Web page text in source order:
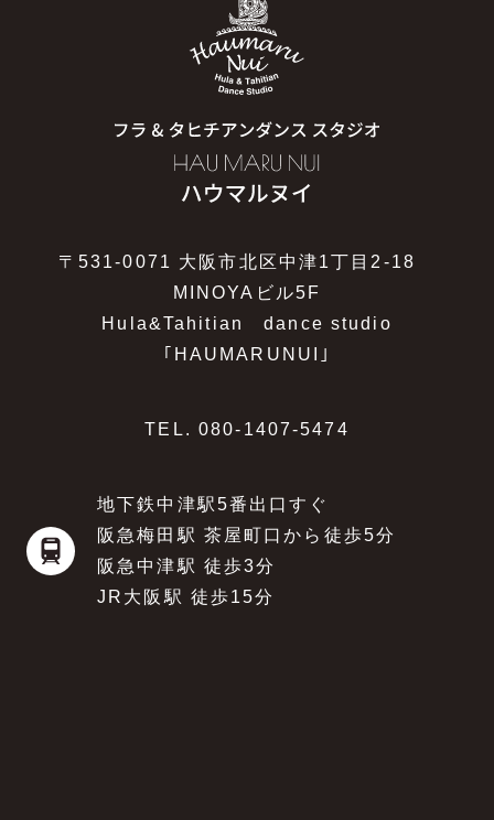
〒531-0071 大阪市北区中津1丁目2-18
MINOYAビル5F
Hula&Tahitian dance studio
｢HAUMARUNUI｣
TEL. 080-1407-5474
地下鉄中津駅5番出口すぐ
阪急梅田駅 茶屋町口から徒歩5分
阪急中津駅 徒歩3分
JR大阪駅 徒歩15分